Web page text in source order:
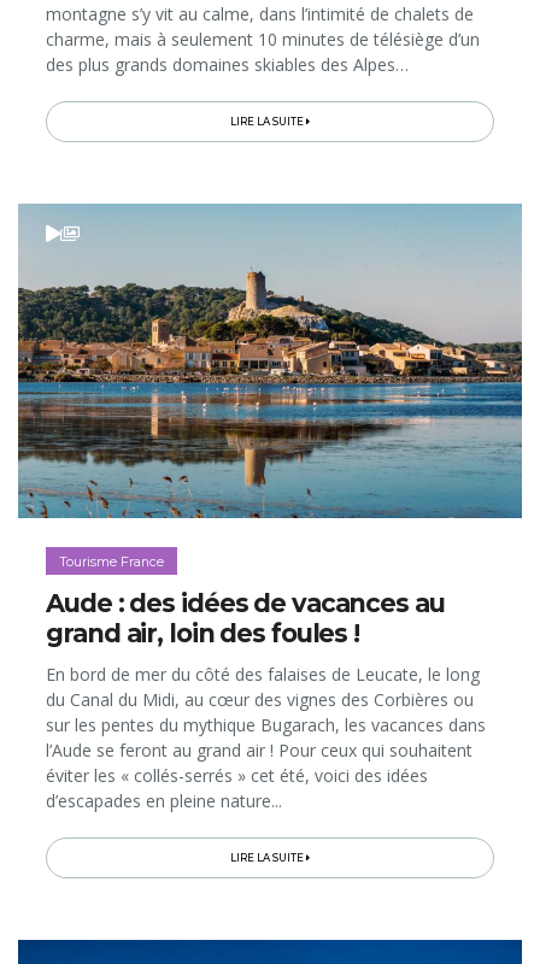
montagne s’y vit au calme, dans l’intimité de chalets de
charme, mais à seulement 10 minutes de télésiège d’un
des plus grands domaines skiables des Alpes…
LIRE LA SUITE
Tourisme France
Aude : des idées de vacances au
grand air, loin des foules !
En bord de mer du côté des falaises de Leucate, le long
du Canal du Midi, au cœur des vignes des Corbières ou
sur les pentes du mythique Bugarach, les vacances dans
l’Aude se feront au grand air ! Pour ceux qui souhaitent
éviter les « collés-serrés » cet été, voici des idées
d’escapades en pleine nature...
LIRE LA SUITE